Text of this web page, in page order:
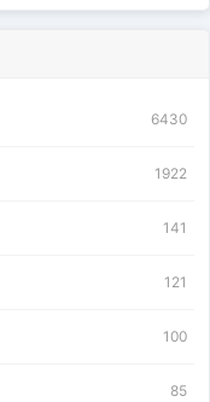
6430
1922
141
121
100
85